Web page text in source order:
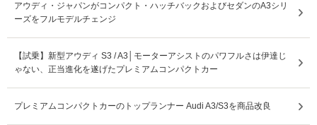
アウディ・ジャパンがコンパクト・ハッチバックおよびセダンのA3シリ
ーズをフルモデルチェンジ
【試乗】新型アウディ S3 / A3│モーターアシストのパワフルさは伊達じ
ゃない、正当進化を遂げたプレミアムコンパクトカー
プレミアムコンパクトカーのトップランナー Audi A3/S3を商品改良